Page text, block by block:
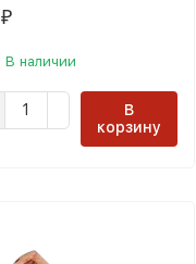
₽
В наличии
В
корзину